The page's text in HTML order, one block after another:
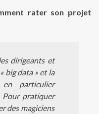
rater son projet
dirigeants et
big data » et la
particulier
Pour pratiquer
des magiciens